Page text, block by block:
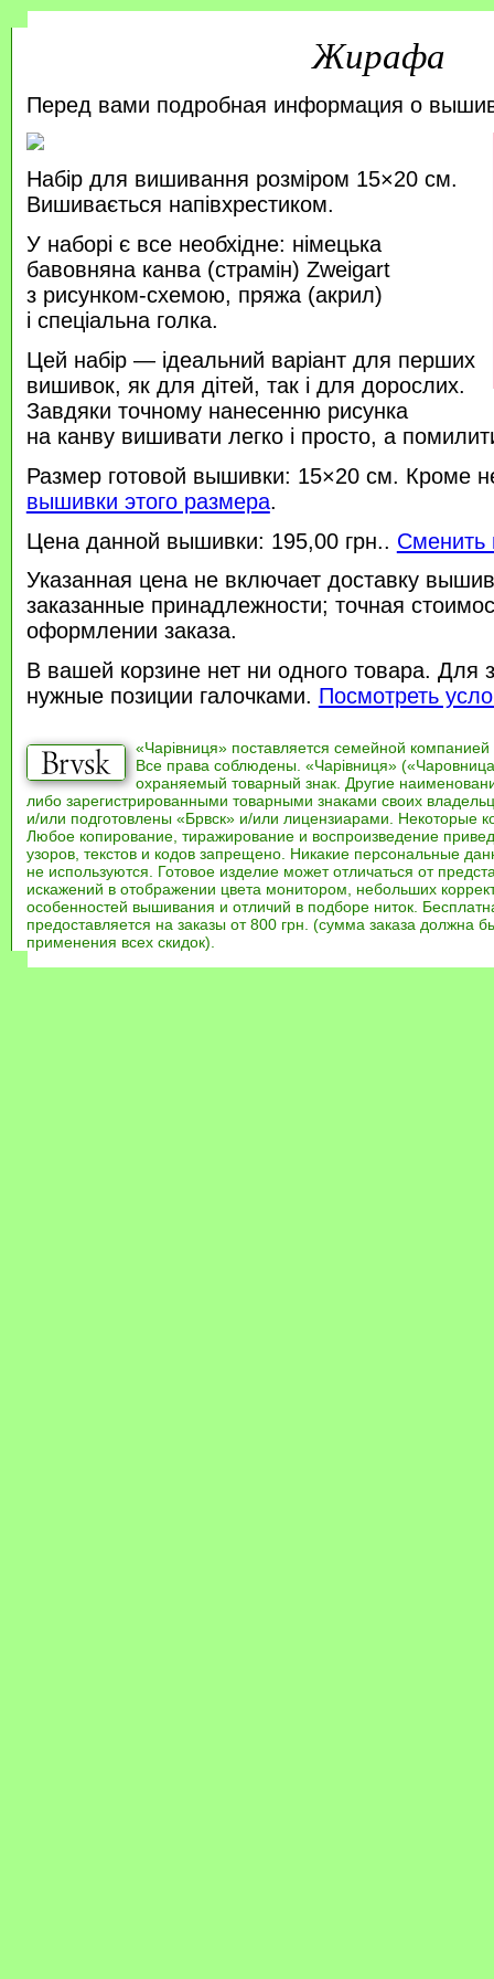
Жирафа
Перед вами подробная информация о
Набір для вишивання розміром 15×20 см.
Вишивається напівхрестиком.
У наборі є все необхідне: німецька
бавовняна канва (страмін) Zweigart
з рисунком-схемою, пряжа (акрил)
і спеціальна голка.
Цей набір — ідеальний варіант для перших
вишивок, як для дітей, так і для дорослих.
Завдяки точному нанесенню рисунка
на канву вишивати легко і просто, а
Размер готовой вышивки: 15×20 см. Кроме
вышивки этого размера.
Цена данной вышивки: 195,00 грн.. Сменить
Указанная цена не включает доставку
заказанные принадлежности; точная
оформлении заказа.
В вашей корзине нет ни одного товара. Для
нужные позиции галочками. Посмотреть
«Чарівниця» поставляется семейной компанией
Все права соблюдены. «Чарівниця»
охраняемый товарный знак. Другие
либо зарегистрированными товарными знаками своих
и/или подготовлены «Брвск» и/или лицензиарами. Некоторые
Любое копирование, тиражирование и воспроизведение
узоров, текстов и кодов запрещено. Никакие персональные
не используются. Готовое изделие может отличаться от
искажений в отображении цвета монитором, небольших
особенностей вышивания и отличий в подборе ниток.
предоставляется на заказы от 800 грн. (сумма заказа должна
применения всех скидок).